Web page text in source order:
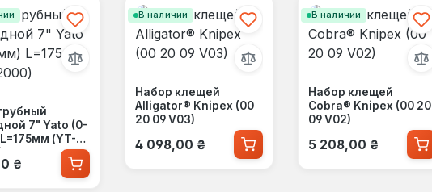
7" Yato (0-
(YT-
цена:
₴
В наличии
Набор клещей
Alligator® Knipex (00
20 09 V03)
Обычная цена:
4 098,00 ₴
В наличии
Набор клещей
Cobra® Knipex (00 20
09 V02)
Обычная цена:
5 208,00 ₴